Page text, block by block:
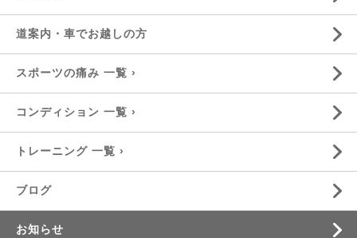
道案内・車でお越しの方
スポーツの痛み 一覧 ›
コンディション 一覧 ›
トレーニング 一覧 ›
ブログ
お知らせ